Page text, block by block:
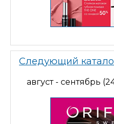
Следующий
август - сентябрь